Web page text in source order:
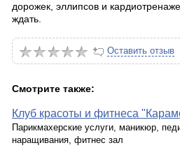
дорожек, эллипсов и
ждать.
Оставить отзыв
Смотрите также:
Клуб красоты и фитнеса
Парикмахерские услуги, маникюр,
наращивания, фитнес зал